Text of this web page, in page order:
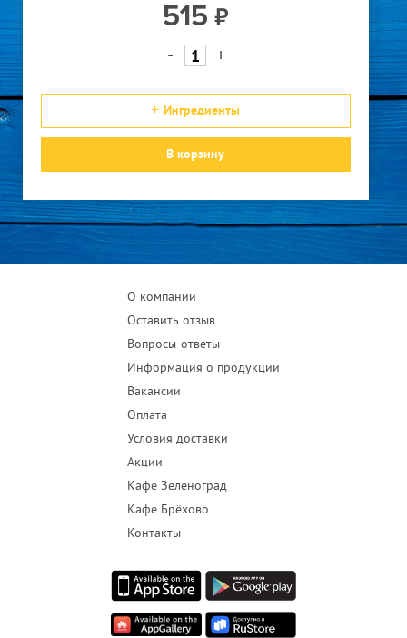
Ингредиенты
В корзину
О компании
Оставить отзыв
Вопросы-ответы
Информация о продукции
Вакансии
Оплата
Условия доставки
Акции
Кафе Зеленоград
Кафе Брёхово
Контакты